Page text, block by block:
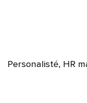
Personalisté, HR